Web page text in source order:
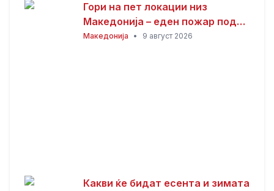
Гори на пет локации низ
Македонија – еден пожар под
контрола, три изгаснати
Македонија • 9 август 2026
Какви ќе бидат есента и зимата